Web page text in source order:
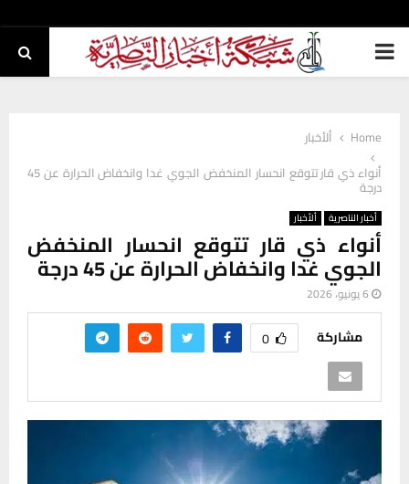
PRIMARY
Home
ألأخبار
أنواء ذي قار تتوقع انحسار المنخفض الجوي غدا وانخفاض الحرارة عن 45
درجة
أخبار الناصرية ألأخبار
أنواء ذي قار تتوقع انحسار المنخفض
الجوي غدا وانخفاض الحرارة عن 45 درجة
6 يونيو، 2026
مشاركة 0